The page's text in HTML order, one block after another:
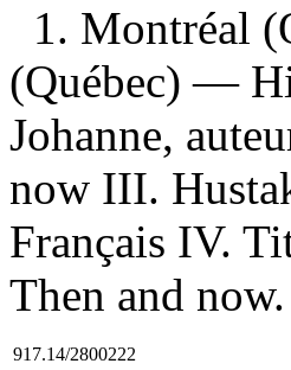
1. Montréal
(Québec) —
Johanne,
now III.
Français IV.
Then and now.
917.14/2800222